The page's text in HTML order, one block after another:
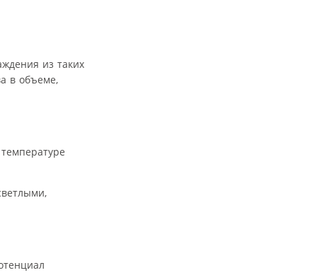
из таких
в объеме,